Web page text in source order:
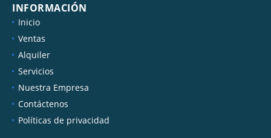
INFORMACIÓN
Inicio
Ventas
Alquiler
Servicios
Nuestra Empresa
Contáctenos
Políticas de privacidad